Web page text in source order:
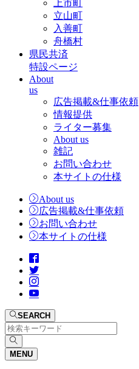
上市町
立山町
入善町
舟橋村
県民共済
特設ページ
About
us
広告掲載&仕事依頼
情報提供
ライター募集
About us
雑記
お問い合わせ
本サイトの仕様
About us
広告掲載&仕事依頼
お問い合わせ
本サイトの仕様
SEARCH
MENU